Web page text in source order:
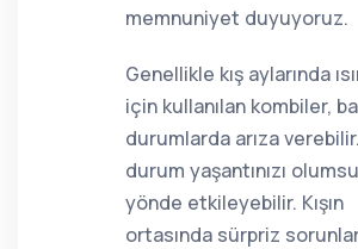
memnuniyet duyuyoruz.
Genellikle kış aylarında
için kullanılan kombiler,
durumlarda arıza
durum yaşantınızı
yönde etkileyebilir. Kışın
ortasında sürpriz